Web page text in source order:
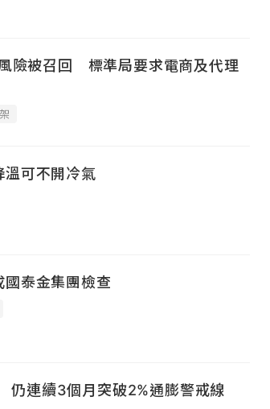
險被召回 標準局要求電商及代理
溫可不開冷氣
國泰金集團檢查
連續3個月突破2%通膨警戒線